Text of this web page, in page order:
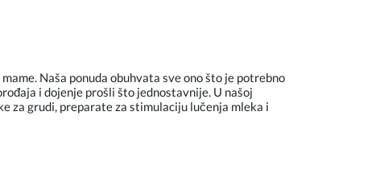
Naša ponuda obuhvata sve ono što je potrebno
i dojenje prošli što jednostavnije. U našoj
za grudi, preparate za stimulaciju lučenja mleka i